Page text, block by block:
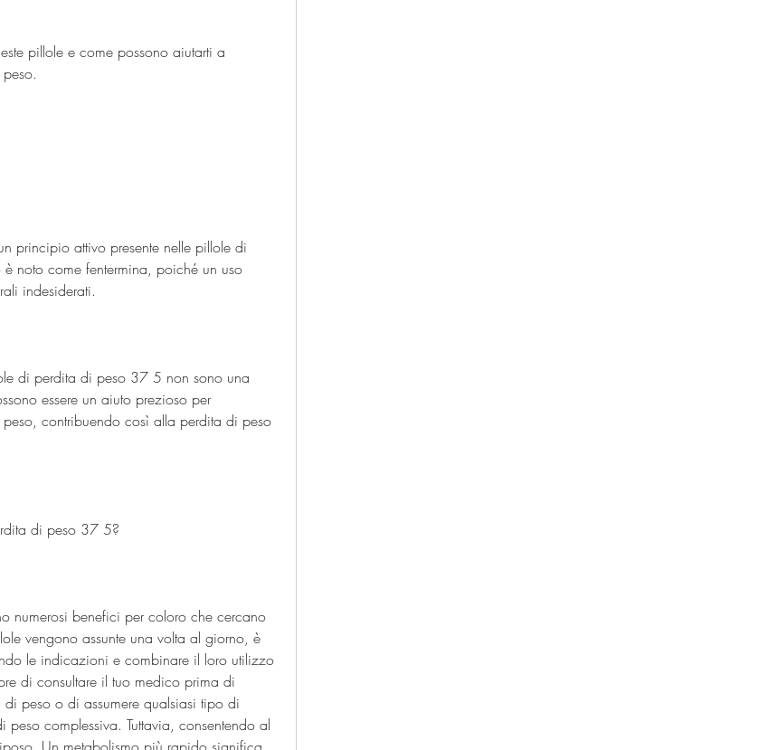
principio attivo presente nelle pillole di
noto come fentermina, poiché un uso
indesiderati.
di perdita di peso 37 5 non sono una
essere un aiuto prezioso per
contribuendo così alla perdita di peso
di peso 37 5?
numerosi benefici per coloro che cercano
vengono assunte una volta al giorno, è
le indicazioni e combinare il loro utilizzo
di consultare il tuo medico prima di
peso o di assumere qualsiasi tipo di
complessiva. Tuttavia, consentendo al